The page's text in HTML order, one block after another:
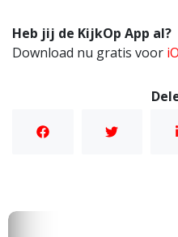
Heb jij de KijkOp App al?
Download nu gratis voor